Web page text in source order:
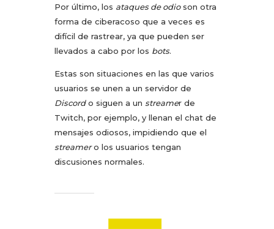
Por último, los ataques de odioson otra
forma de ciberacoso que a veces es
difícil de rastrear, ya que pueden ser
llevados a cabo por los bots.
Estas son situaciones en las que varios
usuarios se unen a un servidor de
Discordo siguen a un streamer de
Twitch, por ejemplo, y llenan el chat de
mensajes odiosos, impidiendo que el
streamero los usuarios tengan
discusiones normales.